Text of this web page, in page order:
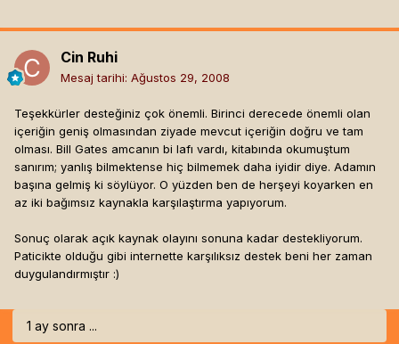
Cin Ruhi
Mesaj tarihi: Ağustos 29, 2008
Teşekkürler desteğiniz çok önemli. Birinci derecede önemli olan
içeriğin geniş olmasından ziyade mevcut içeriğin doğru ve tam
olması. Bill Gates amcanın bi lafı vardı, kitabında okumuştum
sanırım; yanlış bilmektense hiç bilmemek daha iyidir diye. Adamın
başına gelmiş ki söylüyor. O yüzden ben de herşeyi koyarken en
az iki bağımsız kaynakla karşılaştırma yapıyorum.
Sonuç olarak açık kaynak olayını sonuna kadar destekliyorum.
Paticikte olduğu gibi internette karşılıksız destek beni her zaman
duygulandırmıştır :)
1 ay sonra ...